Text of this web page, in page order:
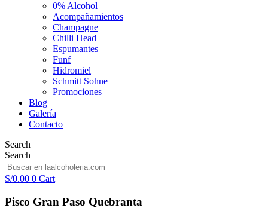
0% Alcohol
Acompañamientos
Champagne
Chilli Head
Espumantes
Funf
Hidromiel
Schmitt Sohne
Promociones
Blog
Galería
Contacto
Search
Search
S/0.00 0 Cart
Pisco Gran Paso Quebranta